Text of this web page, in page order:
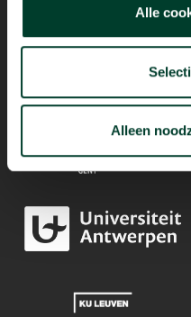
Alle
Alleen